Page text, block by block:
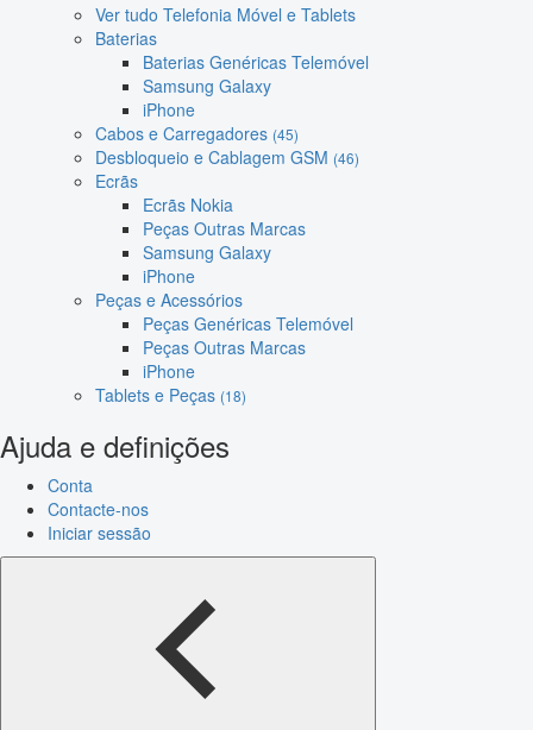
Ver tudo Telefonia Móvel e Tablets
Baterias
Baterias Genéricas Telemóvel
Samsung Galaxy
iPhone
Cabos e Carregadores (45)
Desbloqueio e Cablagem GSM (46)
Ecrãs
Ecrãs Nokia
Peças Outras Marcas
Samsung Galaxy
iPhone
Peças e Acessórios
Peças Genéricas Telemóvel
Peças Outras Marcas
iPhone
Tablets e Peças (18)
Ajuda e definições
Conta
Contacte-nos
Iniciar sessão